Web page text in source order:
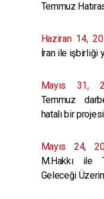
Temmuz
Haziran 14,
İran ile işbirliği
Mayıs 31,
Temmuz
hatalı bir
Mayıs 24,
M.Hakkı ile
Geleceği